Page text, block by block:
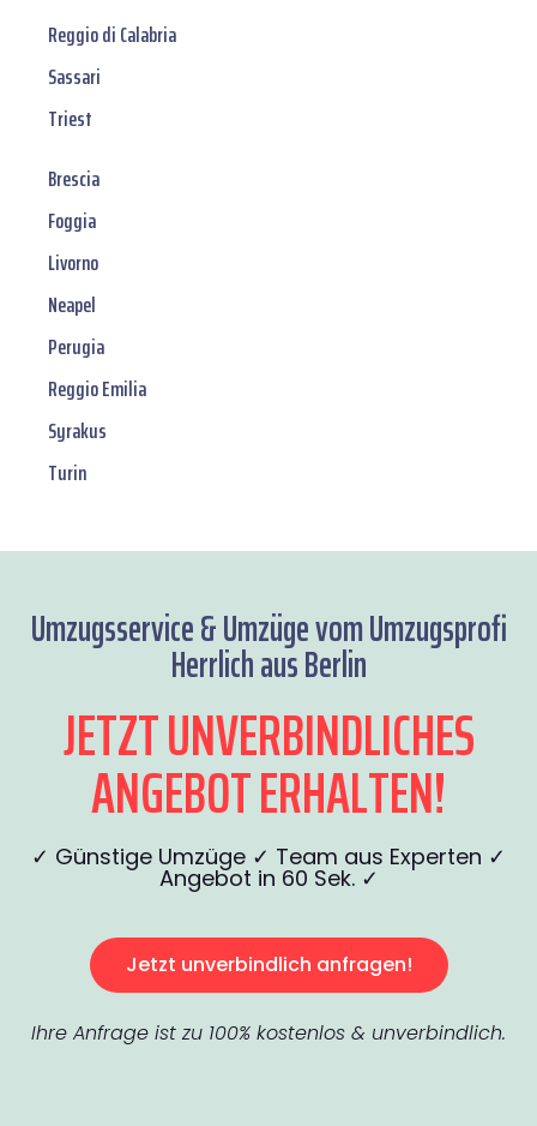
Reggio di Calabria
Sassari
Triest
Brescia
Foggia
Livorno
Neapel
Perugia
Reggio Emilia
Syrakus
Turin
Umzugsservice & Umzüge vom Umzugsprofi
Herrlich aus Berlin
JETZT UNVERBINDLICHES
ANGEBOT ERHALTEN!
✓ Günstige Umzüge ✓ Team aus Experten ✓
Angebot in 60 Sek. ✓
Jetzt unverbindlich anfragen!
Ihre Anfrage ist zu 100% kostenlos & unverbindlich.